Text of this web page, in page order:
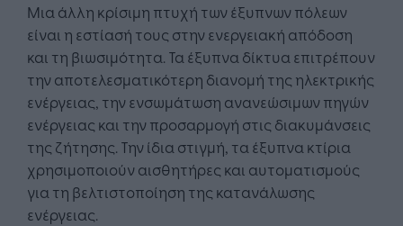
Μια άλλη κρίσιμη πτυχή των έξυπνων πόλεων
είναι η εστίασή τους στην ενεργειακή απόδοση
και τη βιωσιμότητα. Τα έξυπνα δίκτυα επιτρέπουν
την αποτελεσματικότερη διανομή της ηλεκτρικής
ενέργειας, την ενσωμάτωση ανανεώσιμων πηγών
ενέργειας και την προσαρμογή στις διακυμάνσεις
της ζήτησης. Την ίδια στιγμή, τα έξυπνα κτίρια
χρησιμοποιούν αισθητήρες και αυτοματισμούς
για τη βελτιστοποίηση της κατανάλωσης
ενέργειας.